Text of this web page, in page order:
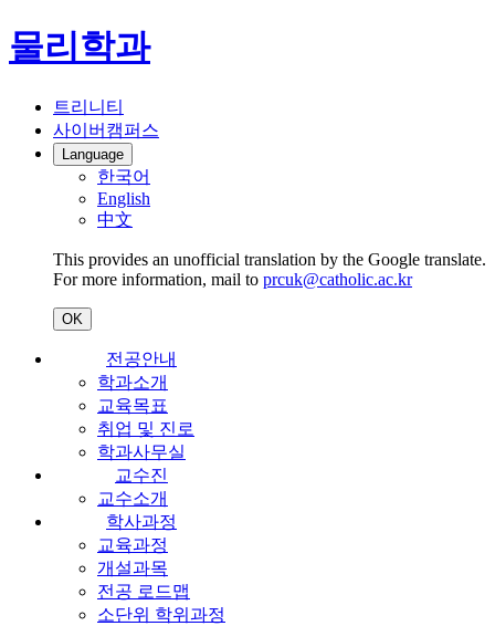
물리학과
트리니티
사이버캠퍼스
Language
한국어
English
中文
This provides an unofficial translation by the Google translate.
For more information, mail to prcuk@catholic.ac.kr
OK
전공안내
학과소개
교육목표
취업 및 진로
학과사무실
교수진
교수소개
학사과정
교육과정
개설과목
전공 로드맵
소단위 학위과정